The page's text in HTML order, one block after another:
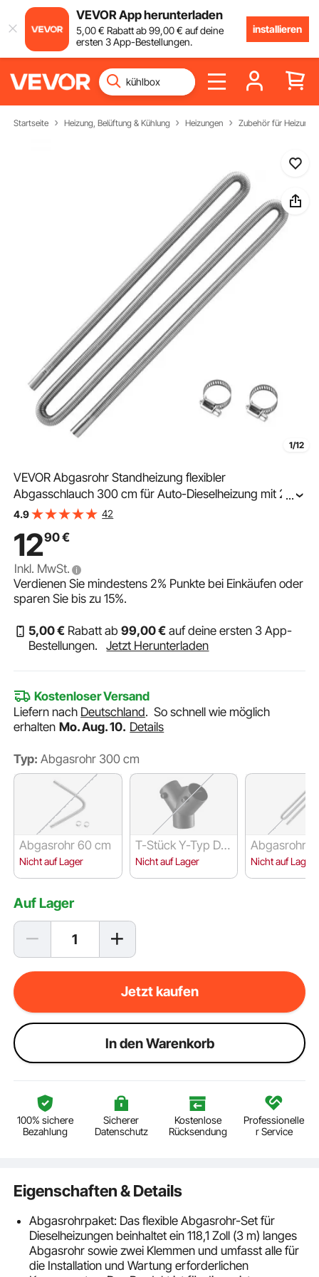
VEVOR App herunterladen
5,00€ Rabatt ab99,00€ auf deine
ersten 3 App-Bestellungen.
installieren
Startseite Heizung, Belüftung & Kühlung Heizungen Zubehör für
1/12
VEVOR Abgasrohr Standheizung flexibler
Abgasschlauch 300 cm für Auto-Dieselheizung mit 2
Klemmen, Edelstahl Auspuffrohr mit Φ 25 mm
Lufterhitzer
...
4.9 42
1290€
Inkl. MwSt.
Verdienen Sie mindestens2% Punkte bei Einkäufen oder
sparen Sie bis zu15%.
5,00€ Rabatt ab99,00€ auf deine ersten 3 App-
Bestellungen.
Jetzt Herunterladen
Kostenloser Versand
Liefern nach Deutschland.So schnell wie möglich
erhalten Mo. Aug. 10. Details
Typ: Abgasrohr 300 cm
Abgasrohr 60 cm
Nicht auf Lager
T-Stück Y-Typ Dur
chmesser 75 mm
Nicht auf Lager
Abgasrohr
Nicht auf Lager
Auf Lager
Jetzt kaufen
ln den Warenkorb
100% sichere
Bezahlung
Sicherer
Datenschutz
Kostenlose
Rücksendung
Professionelle
r Service
Eigenschaften & Details
Abgasrohrpaket: Das flexible Abgasrohr-Set für
Dieselheizungen beinhaltet ein 118,1 Zoll (3 m) langes
Abgasrohr sowie zwei Klemmen und umfasst alle für
die Installation und Wartung erforderlichen